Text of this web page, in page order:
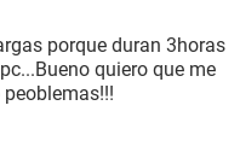
porque duran 3horas
quiero que me